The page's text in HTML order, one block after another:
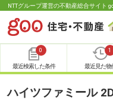
NTTグループ運営の不動産総合サイト
0
最近検索した条件
1
最近見た物
ハイツファミール